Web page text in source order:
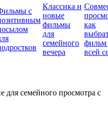
с
Классика и
новые
фильмы
для
семейного
вечера
как
фильм
всей
семейного просмотра с